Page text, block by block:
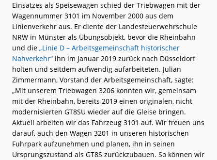
Einsatzes als Speisewagen schied der Triebwagen mit der
Wagennummer 3101 im November 2000 aus dem
Linienverkehr aus. Er diente der Landesfeuerwehrschule
NRW in Münster als Übungsobjekt, bevor die Rheinbahn
und die „Linie D – Arbeitsgemeinschaft historischer
Nahverkehr“ ihn im Januar 2019 zurück nach Düsseldorf
holten und seitdem aufwendig aufarbeiteten. Julian
Zimmermann, Vorstand der Arbeitsgemeinschaft, sagte:
„Mit unserem Triebwagen 3206 konnten wir, gemeinsam
mit der Rheinbahn, bereits 2019 einen originalen, nicht
modernisierten GT8SU wieder auf die Gleise bringen.
Aktuell arbeiten wir das Fahrzeug 3101 auf. Wir freuen uns
darauf, auch den Wagen 3201 in unseren historischen
Fuhrpark aufzunehmen und planen, ihn in seinen
Ursprungszustand als GT8S zurückzubauen. So können wir